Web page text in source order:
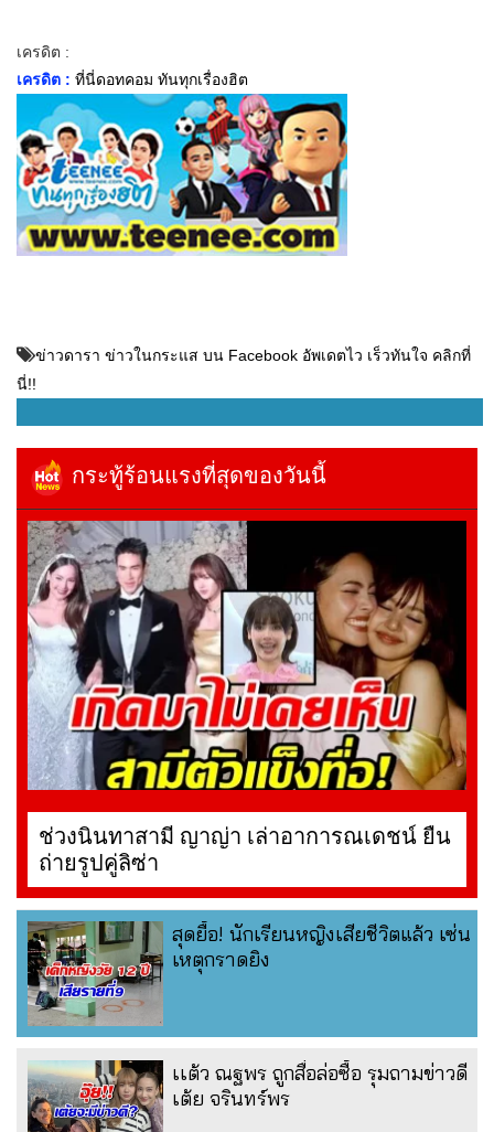
เครดิต :
เครดิต : ที่นี่ดอทคอม ทันทุกเรื่องฮิต
ข่าวดารา ข่าวในกระแส บน Facebook อัพเดตไว เร็วทันใจ คลิกที่
นี่!!
กระทู้ร้อนแรงที่สุดของวันนี้
ช่วงนินทาสามี ญาญ่า เล่าอาการณเดชน์ ยืน
ถ่ายรูปคู่ลิซ่า
สุดยื้อ! นักเรียนหญิงเสียชีวิตแล้ว เซ่น
เหตุกราดยิง
เเต้ว ณฐพร ถูกสื่อล่อซื้อ รุมถามข่าวดี
เต้ย จรินทร์พร